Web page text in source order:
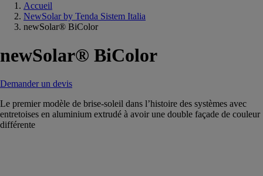
Accueil
NewSolar by Tenda Sistem Italia
newSolar® BiColor
newSolar® BiColor
Demander un devis
Le premier modèle de brise-soleil dans l’histoire des systèmes avec
entretoises en aluminium extrudé à avoir une double façade de couleur
différente